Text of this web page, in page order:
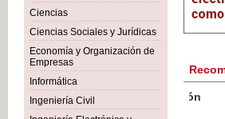
Ciencias
Ciencias Sociales y Jurídicas
Economía y Organización de
Empresas
Informática
Ingeniería Civil